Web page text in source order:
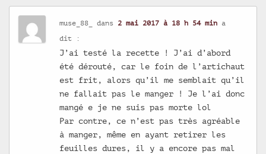
muse_88_ dans 2 mai 2017 à 18 h 54 min a
dit :
J’ai testé la recette ! J’ai d’abord
été dérouté, car le foin de l’artichaut
est frit, alors qu’il me semblait qu’il
ne fallait pas le manger ! Je l’ai donc
mangé e je ne suis pas morte lol
Par contre, ce n’est pas très agréable
à manger, même en ayant retirer les
feuilles dures, il y a encore pas mal